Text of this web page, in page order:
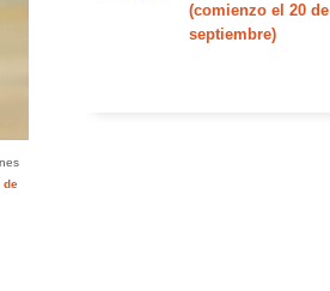
de
(comienzo el 20 de
septiembre)